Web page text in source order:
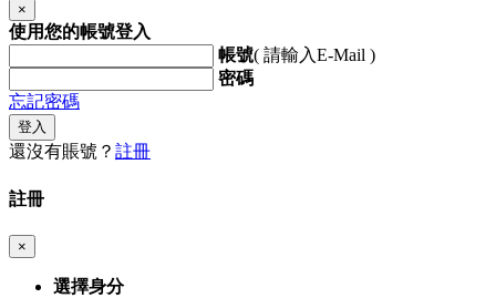
×
使用您的帳號登入
帳號( 請輸入E-Mail )
密碼
忘記密碼
登入
還沒有賬號？ 註冊
註冊
×
選擇身分